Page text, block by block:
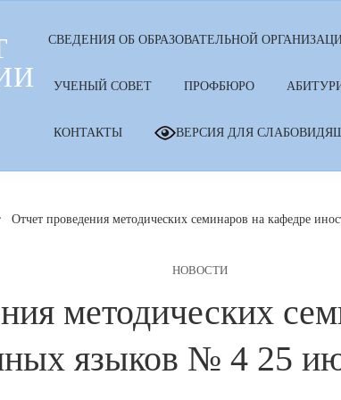
СВЕДЕНИЯ ОБ ОБРАЗОВАТЕЛЬНОЙ
УЧЕНЫЙ СОВЕТ ПРОФБЮРО
КОНТАКТЫ ВЕРСИЯ ДЛЯ
Отчет проведения методических семинаров на кафедре
НОВОСТИ
методических
языков № 4 25